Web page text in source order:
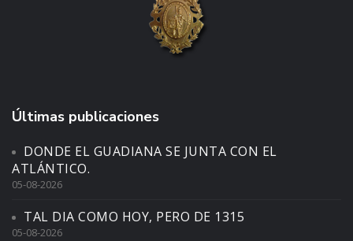
Últimas publicaciones
DONDE EL GUADIANA SE JUNTA CON EL
ATLÁNTICO.
05-08-2026
TAL DIA COMO HOY, PERO DE 1315
05-08-2026